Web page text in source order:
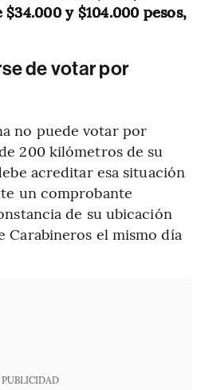
y $104.000 pesos,
de votar por
no puede votar por
200 kilómetros de su
acreditar esa situación
un comprobante
de su ubicación
Carabineros el mismo día
PUBLICIDAD